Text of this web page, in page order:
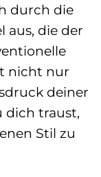
durch die
aus, die der
nicht nur
deiner
dich traust,
Stil zu